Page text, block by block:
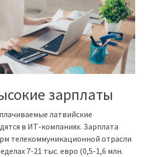
зарплаты
латвийские
в ИТ-компаниях. Зарплата
телекоммуникационной отрасли
7-21 тыс. евро (0,5-1,6 млн.